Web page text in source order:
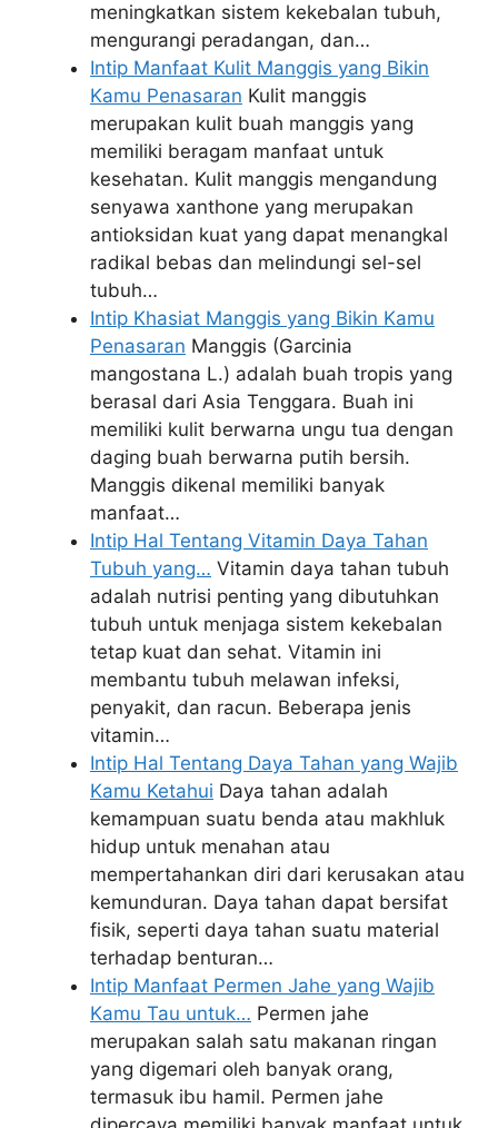
meningkatkan sistem kekebalan tubuh,
mengurangi peradangan, dan…
Intip Manfaat Kulit Manggis yang Bikin
Kamu Penasaran Kulit manggis
merupakan kulit buah manggis yang
memiliki beragam manfaat untuk
kesehatan. Kulit manggis mengandung
senyawa xanthone yang merupakan
antioksidan kuat yang dapat menangkal
radikal bebas dan melindungi sel-sel
tubuh…
Intip Khasiat Manggis yang Bikin Kamu
Penasaran Manggis (Garcinia
mangostana L.) adalah buah tropis yang
berasal dari Asia Tenggara. Buah ini
memiliki kulit berwarna ungu tua dengan
daging buah berwarna putih bersih.
Manggis dikenal memiliki banyak
manfaat…
Intip Hal Tentang Vitamin Daya Tahan
Tubuh yang… Vitamin daya tahan tubuh
adalah nutrisi penting yang dibutuhkan
tubuh untuk menjaga sistem kekebalan
tetap kuat dan sehat. Vitamin ini
membantu tubuh melawan infeksi,
penyakit, dan racun. Beberapa jenis
vitamin…
Intip Hal Tentang Daya Tahan yang Wajib
Kamu Ketahui Daya tahan adalah
kemampuan suatu benda atau makhluk
hidup untuk menahan atau
mempertahankan diri dari kerusakan atau
kemunduran. Daya tahan dapat bersifat
fisik, seperti daya tahan suatu material
terhadap benturan…
Intip Manfaat Permen Jahe yang Wajib
Kamu Tau untuk… Permen jahe
merupakan salah satu makanan ringan
yang digemari oleh banyak orang,
termasuk ibu hamil. Permen jahe